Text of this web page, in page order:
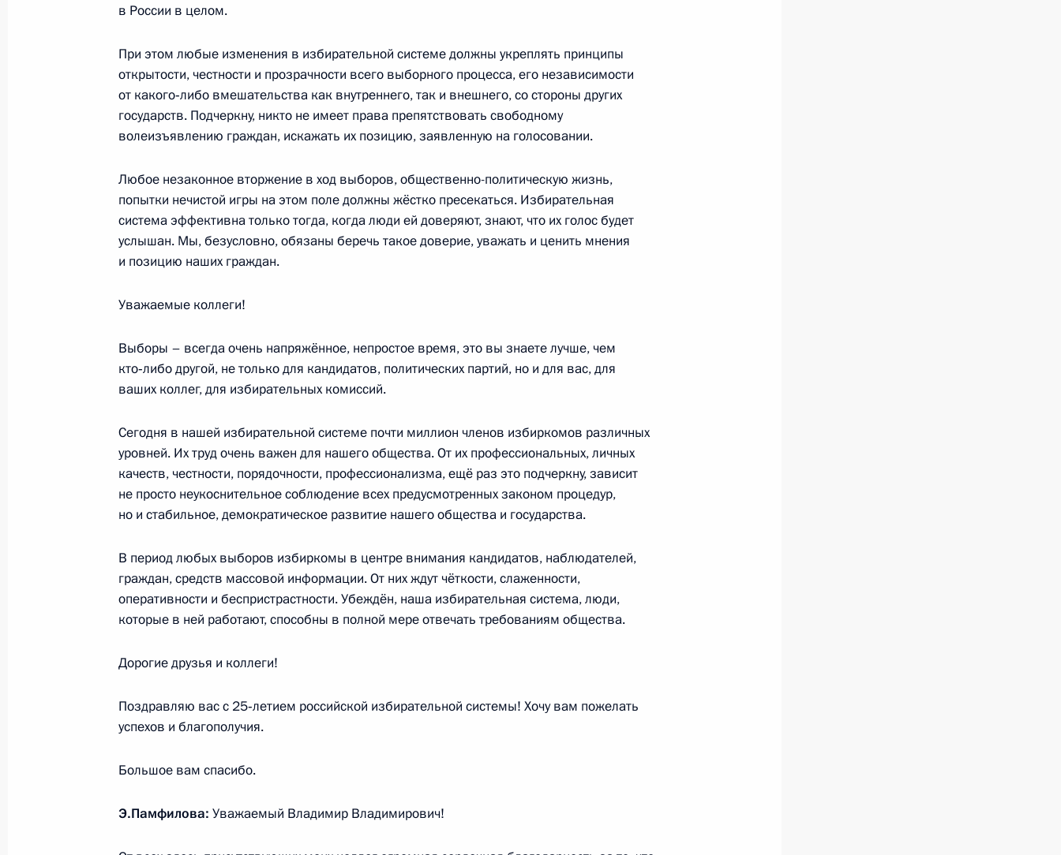
Перечень поручений по итогам рабочей поездки
в Ставропольский край
31 октября 2018 года, 17:00
Установлены особенности формирования исполнительно-
распорядительного органа для сельских поселений
и внутригородских муниципальных образований
31 октября 2018 года, 12:20
Встреча с бывшими главами регионов
30 октября 2018 года, 18:00
Встреча с главой компании «Аэрофлот» Виталием Савельевым
Совещание по вопросам ликвидации последствий паводковой
ситуации в Краснодарском крае
27 октября 2018 года, 11:40
Поездка в Ханты-Мансийский автономный округ – Югра
Натальей Комаровой
в России в целом.
При этом любые изменения в избирательной системе должны укреплять принципы
открытости, честности и прозрачности всего выборного процесса, его независимости
от какого‑либо вмешательства как внутреннего, так и внешнего, со стороны других
государств. Подчеркну, никто не имеет права препятствовать свободному
волеизъявлению граждан, искажать их позицию, заявленную на голосовании.
Любое незаконное вторжение в ход выборов, общественно-политическую жизнь,
попытки нечистой игры на этом поле должны жёстко пресекаться. Избирательная
система эффективна только тогда, когда люди ей доверяют, знают, что их голос будет
услышан. Мы, безусловно, обязаны беречь такое доверие, уважать и ценить мнения
и позицию наших граждан.
Уважаемые коллеги!
Выборы – всегда очень напряжённое, непростое время, это вы знаете лучше, чем
кто‑либо другой, не только для кандидатов, политических партий, но и для вас, для
ваших коллег, для избирательных комиссий.
Сегодня в нашей избирательной системе почти миллион членов избиркомов различных
уровней. Их труд очень важен для нашего общества. От их профессиональных, личных
качеств, честности, порядочности, профессионализма, ещё раз это подчеркну, зависит
не просто неукоснительное соблюдение всех предусмотренных законом процедур,
но и стабильное, демократическое развитие нашего общества и государства.
В период любых выборов избиркомы в центре внимания кандидатов, наблюдателей,
граждан, средств массовой информации. От них ждут чёткости, слаженности,
оперативности и беспристрастности. Убеждён, наша избирательная система, люди,
которые в ней работают, способны в полной мере отвечать требованиям общества.
Дорогие друзья и коллеги!
Поздравляю вас с 25‑летием российской избирательной системы! Хочу вам пожелать
успехов и благополучия.
Большое вам спасибо.
Э.Памфилова: Уважаемый Владимир Владимирович!